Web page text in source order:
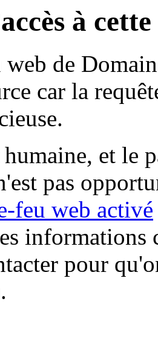
à
de
car la
et le
pas
feu web activé
informations
pour